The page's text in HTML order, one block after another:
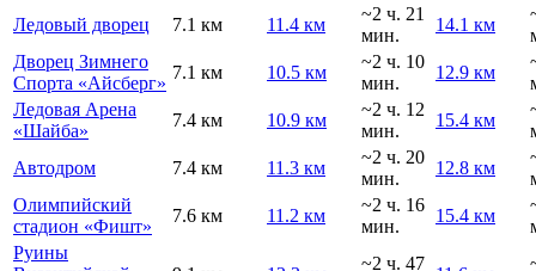
Ледовый дворец
7.1 км 11.4 км
~2 ч. 21
мин.
14.1 км
Дворец Зимнего
Спорта «Айсберг»
7.1 км 10.5 км
~2 ч. 10
мин.
12.9 км
Ледовая Арена
«Шайба»
7.4 км 10.9 км
~2 ч. 12
мин.
15.4 км
Автодром
7.4 км 11.3 км
~2 ч. 20
мин.
12.8 км
Олимпийский
стадион «Фишт»
7.6 км 11.2 км
~2 ч. 16
мин.
15.4 км
Руины
~2 ч. 47